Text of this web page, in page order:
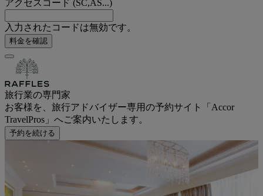
アクセスコード (SC,AS...)
入力されたコードは無効です。
料金を確認
旅行業の専門家
お客様を、旅行アドバイザー専用の予約サイト「Accor
TravelPros」へご案内いたします。
予約を続ける